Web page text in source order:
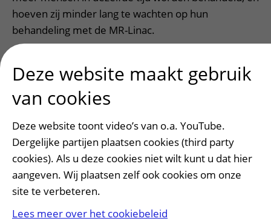
hoeven zij minder lang te wachten op hun
behandeling met de MR-Linac.
daar zetten wij met de TURBO-studie op in”, aldus
Tariq. “Door het aantal bestralingen terug te
dringen, kunnen we de prostaatkankerzorg
efficiënter en op den duur ook goedkoper maken.
Ons doel is om iedere patiënt de best mogelijke
zorg te bieden, met oog voor de maatschappij in zijn
geheel.”
Deze website maakt gebruik
van cookies
Deze website toont video’s van o.a. YouTube.
Dergelijke partijen plaatsen cookies (third party
cookies). Als u deze cookies niet wilt kunt u dat hier
aangeven. Wij plaatsen zelf ook cookies om onze
site te verbeteren.
Lees meer over het cookiebeleid